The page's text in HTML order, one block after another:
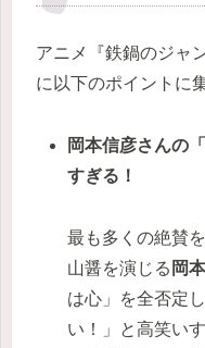
アニメ『鉄鍋のジャ
に以下のポイントに
岡本信彦さんの
すぎる！
最も多くの絶賛
山醤を演じる 岡
は心」を全否定
い！」と高笑い